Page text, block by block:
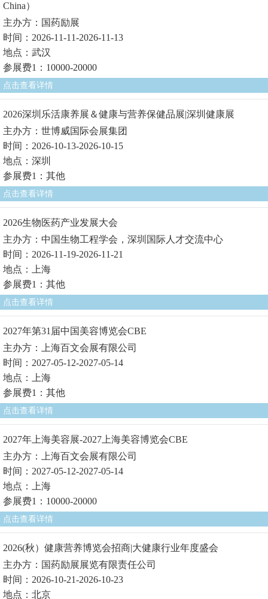
China）
主办方：国药励展
时间：2026-11-11-2026-11-13
地点：武汉
参展费1：10000-20000
点击查看详情
2026深圳乐活康养展＆健康与营养保健品展|深圳健康展
主办方：世博威国际会展集团
时间：2026-10-13-2026-10-15
地点：深圳
参展费1：其他
点击查看详情
2026生物医药产业发展大会
主办方：中国生物工程学会，深圳国际人才交流中心
时间：2026-11-19-2026-11-21
地点：上海
参展费1：其他
点击查看详情
2027年第31届中国美容博览会CBE
主办方：上海百文会展有限公司
时间：2027-05-12-2027-05-14
地点：上海
参展费1：其他
点击查看详情
2027年上海美容展-2027上海美容博览会CBE
主办方：上海百文会展有限公司
时间：2027-05-12-2027-05-14
地点：上海
参展费1：10000-20000
点击查看详情
2026(秋）健康营养博览会招商|大健康行业年度盛会
主办方：国药励展展览有限责任公司
时间：2026-10-21-2026-10-23
地点：北京